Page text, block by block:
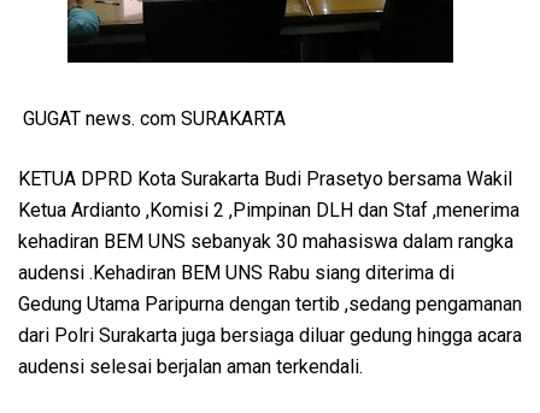
GUGAT news. com SURAKARTA
KETUA DPRD Kota Surakarta Budi Prasetyo bersama Wakil
Ketua Ardianto ,Komisi 2 ,Pimpinan DLH dan Staf ,menerima
kehadiran BEM UNS sebanyak 30 mahasiswa dalam rangka
audensi .Kehadiran BEM UNS Rabu siang diterima di
Gedung Utama Paripurna dengan tertib ,sedang pengamanan
dari Polri Surakarta juga bersiaga diluar gedung hingga acara
audensi selesai berjalan aman terkendali.